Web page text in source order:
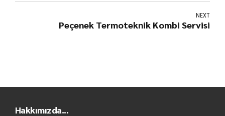
NEXT
Peçenek Termoteknik Kombi Servisi
Hakkımızda...